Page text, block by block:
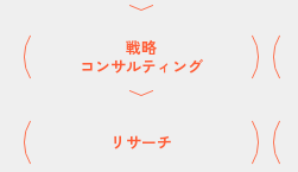
戦略
コンサルティング
リサーチ